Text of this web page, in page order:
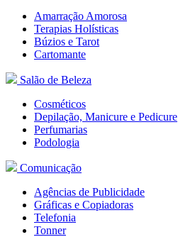
Amarração Amorosa
Terapias Holísticas
Búzios e Tarot
Cartomante
Salão de Beleza
Cosméticos
Depilação, Manicure e Pedicure
Perfumarias
Podologia
Comunicação
Agências de Publicidade
Gráficas e Copiadoras
Telefonia
Tonner